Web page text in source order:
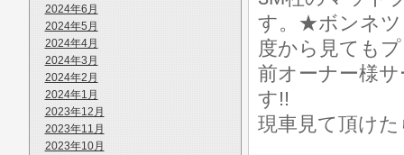
2024年6月
2024年5月
2024年4月
2024年3月
2024年2月
2024年1月
2023年12月
2023年11月
2023年10月
す。★ボンネツ
度から見ても
前オーナー様
す!!
現車見て頂け